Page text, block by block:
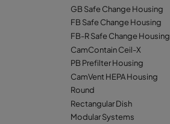
GB Safe Change Housing
FB Safe Change Housing
FB-R Safe Change Housing
CamContain Ceil-X
PB Prefilter Housing
CamVent HEPA Housing
Round
Rectangular Dish
Modular Systems